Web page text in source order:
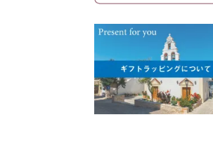
マヴロトラガノ
リムニョナ
グルナッシュ
シラー
カベルネソーヴィニョ